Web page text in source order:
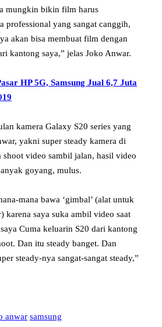
mungkin bikin film harus
professional yang sangat canggih,
akan bisa membuat film dengan
kantong saya,” jelas Joko Anwar.
HP 5G, Samsung Jual 6,7 Juta
kamera Galaxy S20 series yang
yakni super steady kamera di
shoot video sambil jalan, hasil video
goyang, mulus.
mana bawa ‘gimbal’ (alat untuk
karena saya suka ambil video saat
Cuma keluarin S20 dari kantong
Dan itu steady banget. Dan
steady-nya sangat-sangat steady,”
anwar samsung